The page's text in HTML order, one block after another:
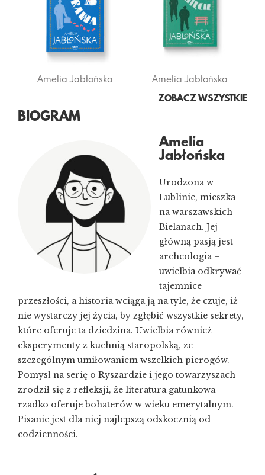
Amelia Jabłońska Amelia Jabłońska
ZOBACZ WSZYSTKIE
BIOGRAM
Amelia
Jabłońska
Urodzona w
Lublinie, mieszka
na warszawskich
Bielanach. Jej
główną pasją jest
archeologia –
uwielbia odkrywać
tajemnice
przeszłości, a historia wciąga ją na tyle, że czuje, iż
nie wystarczy jej życia, by zgłębić wszystkie sekrety,
które oferuje ta dziedzina. Uwielbia również
eksperymenty z kuchnią staropolską, ze
szczególnym umiłowaniem wszelkich pierogów.
Pomysł na serię o Ryszardzie i jego towarzyszach
zrodził się z refleksji, że literatura gatunkowa
rzadko oferuje bohaterów w wieku emerytalnym.
Pisanie jest dla niej najlepszą odskocznią od
codzienności.